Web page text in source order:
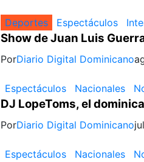
Deportes Espectáculos
Show de Juan Luis
PorDiario Digital Dominicano
Espectáculos Nacionales
DJ LopeToms, el
PorDiario Digital Dominicano
Espectáculos Nacionales